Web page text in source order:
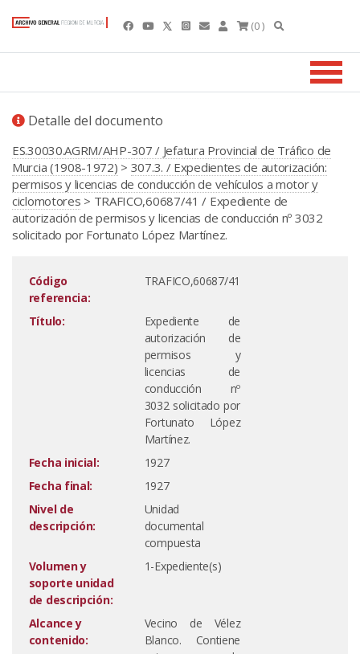
(0 )
Detalle del documento
ES.30030.AGRM/AHP-307 / Jefatura Provincial de Tráfico de
Murcia (1908-1972) > 307.3. / Expedientes de autorización:
permisos y licencias de conducción de vehículos a motor y
ciclomotores > TRAFICO,60687/41 / Expediente de
autorización de permisos y licencias de conducción nº 3032
solicitado por Fortunato López Martínez.
Código
referencia:
TRAFICO,60687/41
Título:
Expediente de
autorización de
permisos y
licencias de
conducción nº
3032 solicitado por
Fortunato López
Martínez.
Fecha inicial:
1927
Fecha final:
1927
Nivel de
descripción:
Unidad
documental
compuesta
Volumen y
soporte unidad
de descripción:
1-Expediente(s)
Alcance y
contenido:
Vecino de Vélez
Blanco. Contiene